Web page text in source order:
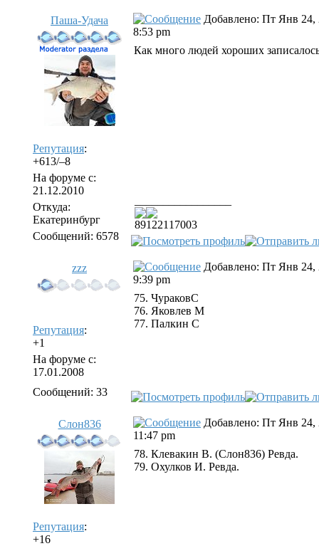
Паша-Удача
Репутация:
+613/–8
На форуме с:
21.12.2010
Откуда:
Екатеринбург
Сообщений: 6578
Добавлено: Пт Янв 24,
8:53 pm
Как много людей хороших
89122117003
zzz
Репутация:
+1
На форуме с:
17.01.2008
Сообщений: 33
Добавлено: Пт Янв 24,
9:39 pm
75. ЧураковС
76. Яковлев М
77. Палкин С
Слон836
Репутация:
+16
Добавлено: Пт Янв 24,
11:47 pm
78. Клевакин В. (Слон836) Ревда.
79. Охулков И. Ревда.